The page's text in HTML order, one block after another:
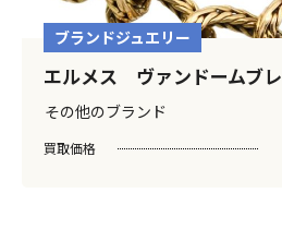
ブランドジュエリー
エルメス ヴァンドームブ
その他のブランド
買取価格